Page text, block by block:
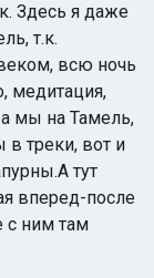
Здесь я даже
т.к.
всю ночь
медитация,
а мы на Тамель,
в треки, вот и
тут
вперед-после
с ним там